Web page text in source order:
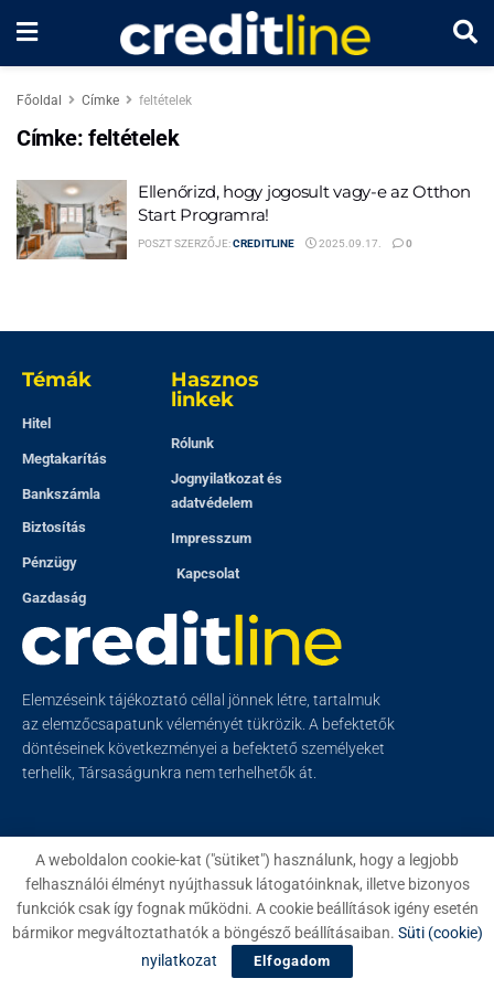
Főoldal Címke feltételek
Címke:feltételek
Ellenőrizd, hogy jogosult vagy-e az Otthon
Start Programra!
POSZT SZERZŐJE:CREDITLINE 2025.09.17. 0
Témák
Hitel
Megtakarítás
Bankszámla
Biztosítás
Pénzügy
Gazdaság
Hasznos
linkek
Rólunk
Jognyilatkozat és
adatvédelem
Impresszum
Kapcsolat
Elemzéseink tájékoztató céllal jönnek létre, tartalmuk
az elemzőcsapatunk véleményét tükrözik. A befektetők
döntéseinek következményei a befektető személyeket
terhelik, Társaságunkra nem terhelhetők át.
© 2023Creditline- Minden jog fenntartva
A weboldalon cookie-kat ("sütiket") használunk, hogy a legjobb
felhasználói élményt nyújthassuk látogatóinknak, illetve bizonyos
funkciók csak így fognak működni. A cookie beállítások igény esetén
bármikor megváltoztathatók a böngésző beállításaiban. Süti (cookie)
nyilatkozat
Elfogadom